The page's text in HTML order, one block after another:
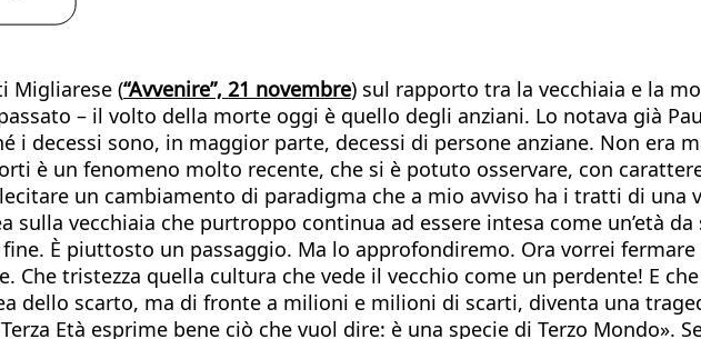
Migliarese (“Avvenire”, 21 novembre) sul rapporto tra la vecchiaia e la
– il volto della morte oggi è quello degli anziani. Lo notava già
i decessi sono, in maggior parte, decessi di persone anziane. Non era
è un fenomeno molto recente, che si è potuto osservare, con
un cambiamento di paradigma che a mio avviso ha i tratti di una
sulla vecchiaia che purtroppo continua ad essere intesa come un’età
È piuttosto un passaggio. Ma lo approfondiremo. Ora vorrei
tristezza quella cultura che vede il vecchio come un perdente! E
dello scarto, ma di fronte a milioni e milioni di scarti, diventa una
Età esprime bene ciò che vuol dire: è una specie di Terzo Mondo».